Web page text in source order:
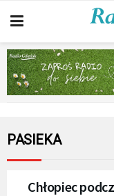
PASIEKA
Chłopiec